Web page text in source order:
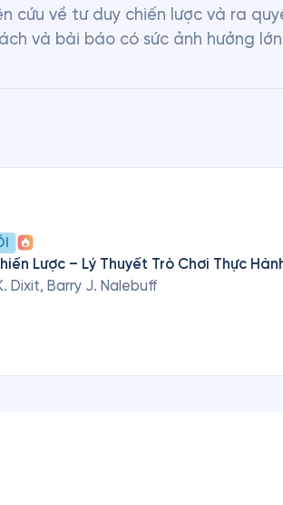
cứu về tư duy chiến lược và ra
và bài báo có sức ảnh hưởng
Lược – Lý Thuyết Trò Chơi Thực
Dixit, Barry J. Nalebuff